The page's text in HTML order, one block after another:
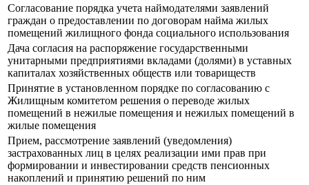
Согласование порядка учета наймодателями заявлений
граждан о предоставлении по договорам найма жилых
помещений жилищного фонда социального использования
Дача согласия на распоряжение государственными
унитарными предприятиями вкладами (долями) в уставных
капиталах хозяйственных обществ или товариществ
Принятие в установленном порядке по согласованию с
Жилищным комитетом решения о переводе жилых
помещений в нежилые помещения и нежилых помещений в
жилые помещения
Прием, рассмотрение заявлений (уведомления)
застрахованных лиц в целях реализации ими прав при
формировании и инвестировании средств пенсионных
накоплений и принятию решений по ним